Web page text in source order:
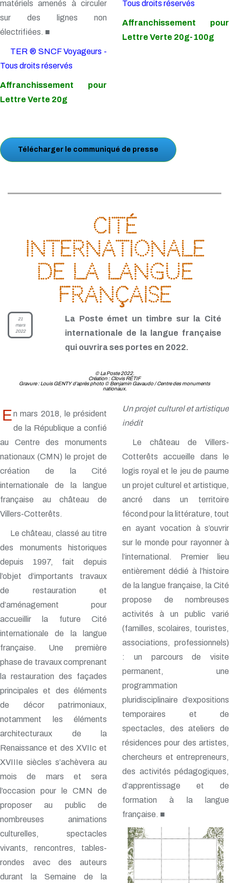
matériels amenés à circuler
sur des lignes non
électrifiées. ■
TER ® SNCF Voyageurs -
Tous droits réservés
Affranchissement pour
Lettre Verte 20g
Tous droits réservés
Affranchissement pour
Lettre Verte 20g-100g
Télécharger le communiqué de presse
Cité
internationale
de la langue
française
21
mars
2022
La Poste émet un timbre sur la Cité
internationale de la langue française
qui ouvrira ses portes en 2022.
© La Poste 2022.
Création : Clovis RÉTIF
Gravure : Louis GENTY d’après photo © Benjamin Gavaudo / Centre des monuments
nationaux.
En mars 2018, le président
de la République a confié
au Centre des monuments
nationaux (CMN) le projet de
création de la Cité
internationale de la langue
française au château de
Villers-Cotterêts.
Le château, classé au titre
des monuments historiques
depuis 1997, fait depuis
l’objet d’importants travaux
de restauration et
d’aménagement pour
accueillir la future Cité
internationale de la langue
française. Une première
phase de travaux comprenant
la restauration des façades
principales et des éléments
de décor patrimoniaux,
notamment les éléments
architecturaux de la
Renaissance et des XVIIc et
XVIIIe siècles s’achèvera au
mois de mars et sera
l’occasion pour le CMN de
proposer au public de
nombreuses animations
culturelles, spectacles
vivants, rencontres, tables-
rondes avec des auteurs
durant la Semaine de la
Un projet culturel et artistique
inédit
Le château de Villers-
Cotterêts accueille dans le
logis royal et le jeu de paume
un projet culturel et artistique,
ancré dans un territoire
fécond pour la littérature, tout
en ayant vocation à s’ouvrir
sur le monde pour rayonner à
l’international. Premier lieu
entièrement dédié à l’histoire
de la langue française, la Cité
propose de nombreuses
activités à un public varié
(familles, scolaires, touristes,
associations, professionnels)
: un parcours de visite
permanent, une
programmation
pluridisciplinaire d’expositions
temporaires et de
spectacles, des ateliers de
résidences pour des artistes,
chercheurs et entrepreneurs,
des activités pédagogiques,
d’apprentissage et de
formation à la langue
française. ■